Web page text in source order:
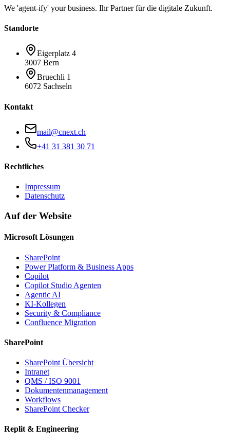
We 'agent-ify' your business. Ihr Partner für die digitale Zukunft.
Standorte
Eigerplatz 4
3007 Bern
Bruechli 1
6072 Sachseln
Kontakt
mail@cnext.ch
+41 31 381 30 71
Rechtliches
Impressum
Datenschutz
Auf der Website
Microsoft Lösungen
SharePoint
Power Platform & Business Apps
Copilot
Copilot Studio Agenten
Agentic AI
KI-Kollegen
Security & Compliance
Confluence Migration
SharePoint
SharePoint Übersicht
Intranet
QMS / ISO 9001
Dokumentenmanagement
Workflows
SharePoint Checker
Replit & Engineering